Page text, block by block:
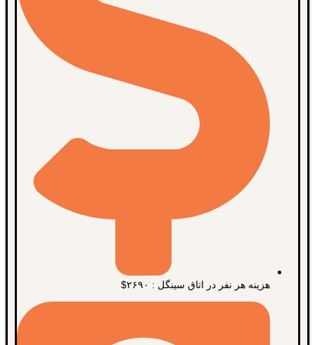
هزینه هر نفر در اتاق سینگل : ۲۶۹۰$